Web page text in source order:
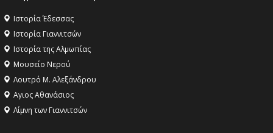
Ιστορία Έδεσσας
Ιστορία Γιαννιτσών
Ιστορία της Αλμωπίας
Μουσείο Νερού
Λουτρό Μ. Αλεξάνδρου
Αγιος Αθανάσιος
Λίμνη των Γιαννιτσών